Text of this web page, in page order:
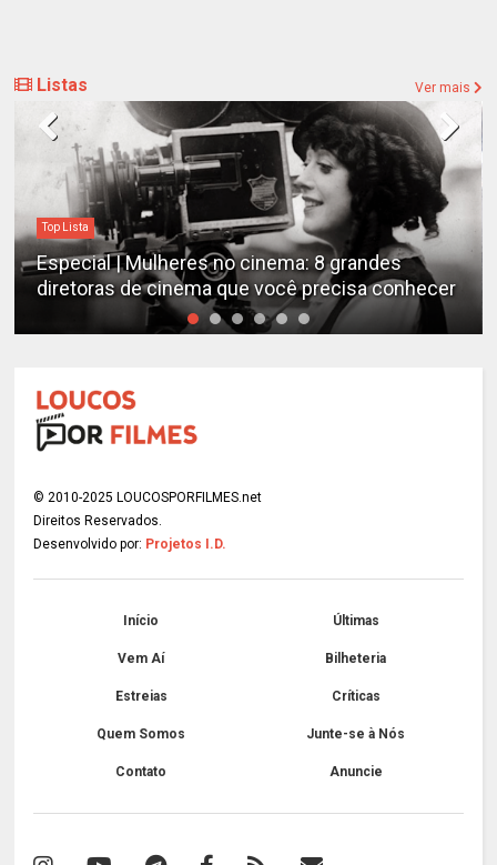
Listas Ver mais
Top Lista
Especial | Mulheres no cinema: 8 grandes
diretoras de cinema que você precisa conhecer
© 2010-2025 LOUCOSPORFILMES.net
Direitos Reservados.
Desenvolvido por: Projetos I.D.
Início Últimas
Vem Aí Bilheteria
Estreias Críticas
Quem Somos Junte-se à Nós
Contato Anuncie